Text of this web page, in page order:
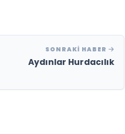
SONRAKI HABER
Aydınlar Hurdacılık